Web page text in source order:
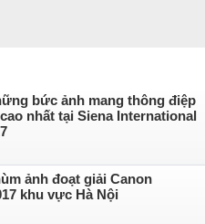
bức ảnh mang thông điệp
nhất tại Siena International
ảnh đoạt giải Canon
khu vực Hà Nội